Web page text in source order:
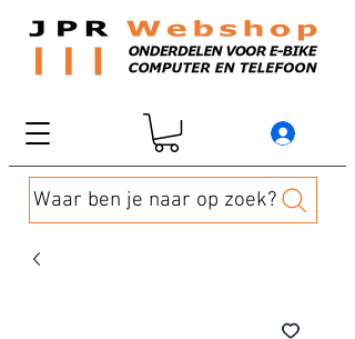
Waar ben je naar op zoek?